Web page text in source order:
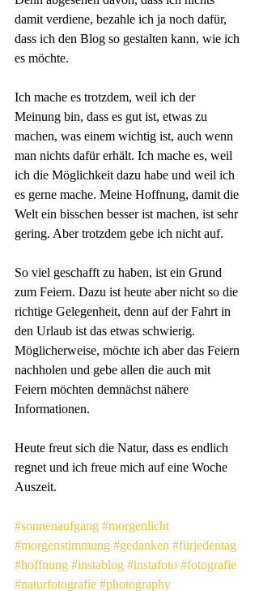
damit verdiene, bezahle ich ja noch dafür,
dass ich den Blog so gestalten kann, wie ich
es möchte.
Ich mache es trotzdem, weil ich der
Meinung bin, dass es gut ist, etwas zu
machen, was einem wichtig ist, auch wenn
man nichts dafür erhält. Ich mache es, weil
ich die Möglichkeit dazu habe und weil ich
es gerne mache. Meine Hoffnung, damit die
Welt ein bisschen besser ist machen, ist sehr
gering. Aber trotzdem gebe ich nicht auf.
So viel geschafft zu haben, ist ein Grund
zum Feiern. Dazu ist heute aber nicht so die
richtige Gelegenheit, denn auf der Fahrt in
den Urlaub ist das etwas schwierig.
Möglicherweise, möchte ich aber das Feiern
nachholen und gebe allen die auch mit
Feiern möchten demnächst nähere
Informationen.
Heute freut sich die Natur, dass es endlich
regnet und ich freue mich auf eine Woche
Auszeit.
#sonnenaufgang #morgenlicht
#morgenstimmung #gedanken #fürjedentag
#hoffnung #instablog #instafoto #fotografie
#naturfotografie #photography